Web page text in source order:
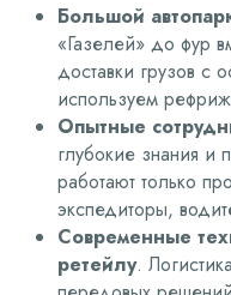
Большой
«Газелей» до фур
доставки грузов с
используем
Опытные
глубокие знания и
работают только
экспедиторы,
Современные
ретейлу.